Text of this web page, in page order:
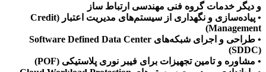
و دیگر خدمات گروه فنی مهندسی ارتباط ساز
• پیاده‌سازی و نگهداری از سیستم‌های مدیریت اعتبار (Credit
Management)
• طراحی و اجرای شبکه‌های Software Defined Data Center
(SDDC)
• مشاوره و تامین تجهیزات برای فیبر نوری پلاستیکی (POF)